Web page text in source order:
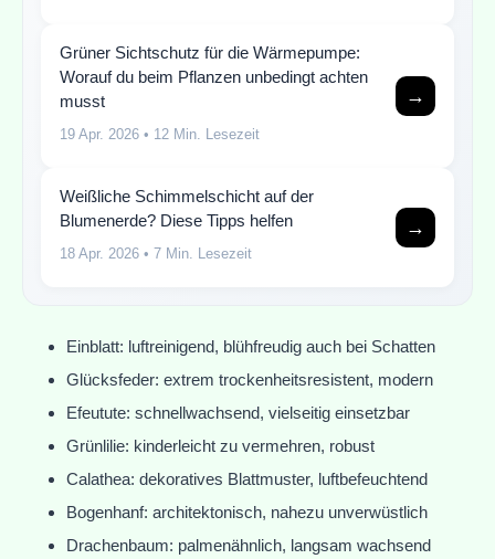
Grüner Sichtschutz für die Wärmepumpe:
Worauf du beim Pflanzen unbedingt achten
musst
19 Apr. 2026 • 12 Min. Lesezeit
→
Weißliche Schimmelschicht auf der
Blumenerde? Diese Tipps helfen
18 Apr. 2026 • 7 Min. Lesezeit
→
Einblatt: luftreinigend, blühfreudig auch bei Schatten
Glücksfeder: extrem trockenheitsresistent, modern
Efeutute: schnellwachsend, vielseitig einsetzbar
Grünlilie: kinderleicht zu vermehren, robust
Calathea: dekoratives Blattmuster, luftbefeuchtend
Bogenhanf: architektonisch, nahezu unverwüstlich
Drachenbaum: palmenähnlich, langsam wachsend